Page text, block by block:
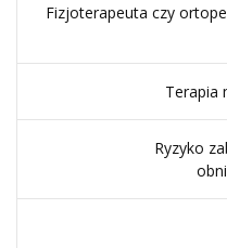
Fizjoterapeuta czy
Terapia
Ryzyko